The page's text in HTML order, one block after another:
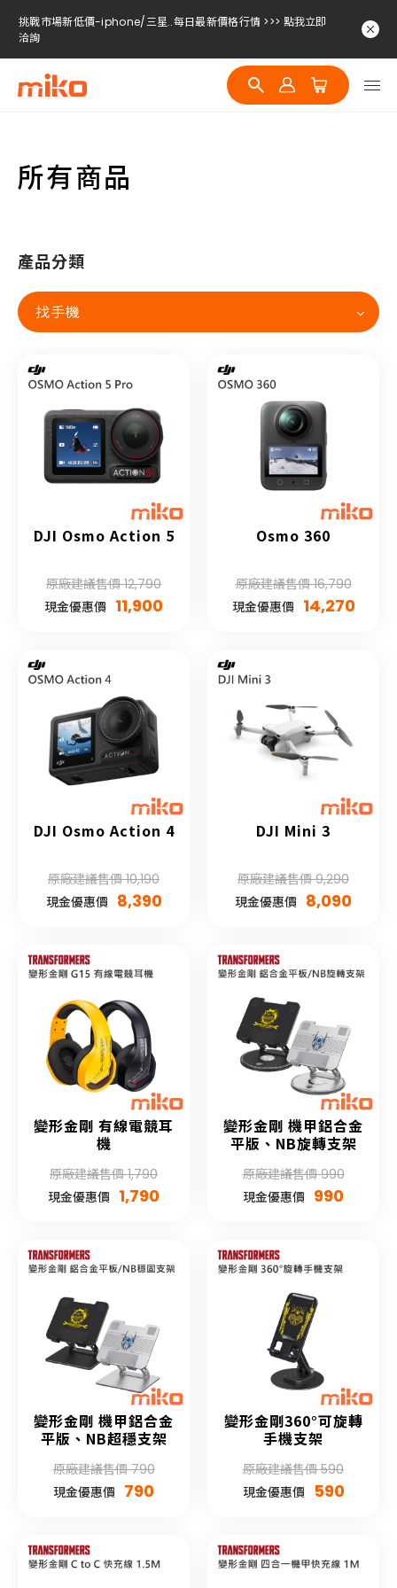
挑戰市場新低價-iphone/三星..每日最新價格行情 >>> 點我立即
洽詢
挑戰市場新低價-iphone/三星..每日最新價格行情 >>> 點我立即
洽詢
挑戰市場新低價-iphone/三星..每日最新價格行情 >>> 點我立即
所有商品
產品分類
找手機
DJI Osmo Action 5
原廠建議售價 12,790
現金優惠價 11,900
Osmo 360
原廠建議售價 16,790
現金優惠價 14,270
DJI Osmo Action 4
原廠建議售價 10,190
現金優惠價 8,390
DJI Mini 3
原廠建議售價 9,290
現金優惠價 8,090
變形金剛 有線電競耳
機
原廠建議售價 1,790
現金優惠價 1,790
變形金剛 機甲鋁合金
平版、NB旋轉支架
原廠建議售價 990
現金優惠價 990
變形金剛 機甲鋁合金
平版、NB超穩支架
原廠建議售價 790
現金優惠價 790
變形金剛360°可旋轉
手機支架
原廠建議售價 590
現金優惠價
590